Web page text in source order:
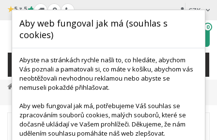
★5 z 5 CZK
wishlist
0
KATEGORIE
Terapie A Rehabilitace
Aby web fungoval jak má (souhlas s
cookies)
Abyste na stránkách rychle našli to, co hledáte, abychom
Vás poznali a pamatovali si, co máte v košíku, abychom vás
neobtěžovali nevhodnou reklamou nebo abyste se
nemuseli pokaždé přihlašovat.
Aby web fungoval jak má, potřebujeme Váš souhlas se
zpracováním souborů cookies, malých souborů, které se
dočasně ukládají ve Vašem prohlížeči. Děkujeme, že nám
udělením souhlasu pomáháte náš web zlepšovat.